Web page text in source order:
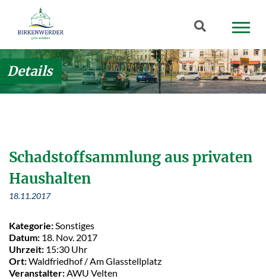
Zum Hauptinhalt springen
Suchbegriff
Details
Schadstoffsammlung aus privaten
Haushalten
18.11.2017
Kategorie: Sonstiges
Datum: 18. Nov. 2017
Uhrzeit: 15:30 Uhr
Ort:Waldfriedhof / Am Glasstellplatz
Veranstalter: AWU Velten